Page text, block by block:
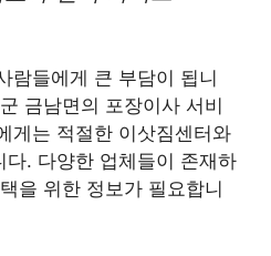
람들에게 큰 부담이 됩니
금남면의 포장이사 서비
게는 적절한 이삿짐센터와
다. 다양한 업체들이 존재하
을 위한 정보가 필요합니